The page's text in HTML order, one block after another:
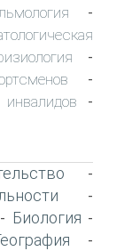
-
-
-
-
-
-
- Биология -
-